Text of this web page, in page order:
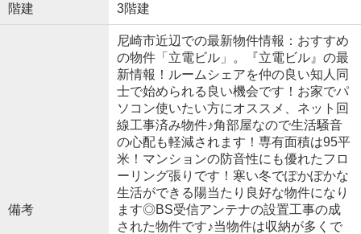
階建 3階建
備考
尼崎市近辺での最新物件情報：おすすめ
の物件「立電ビル」。『立電ビル』の最
新情報！ルームシェアを仲の良い知人同
士で始められる良い機会です！お家でパ
ソコン使いたい方にオススメ、ネット回
線工事済み物件♪角部屋なので生活騒音
の心配も軽減されます！専有面積は95平
米！マンションの防音性にも優れたフロ
ーリング張りです！寒い冬でぽかぽかな
生活ができる陽当たり良好な物件になり
ます◎BS受信アンテナの設置工事の成
された物件です♪当物件は収納が多くで